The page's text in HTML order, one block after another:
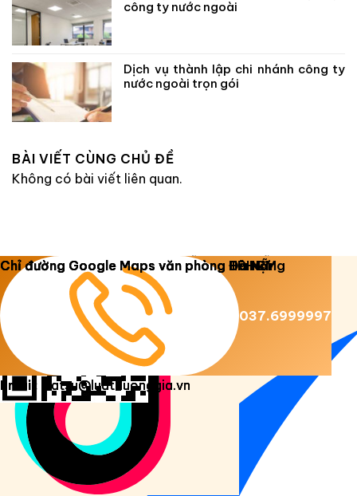
công ty nước ngoài
Dịch vụ thành lập chi nhánh công ty
nước ngoài trọn gói
BÀI VIẾT CÙNG CHỦ ĐỀ
Không có bài viết liên quan.
Copyright 2026 © Luật Dương Gia